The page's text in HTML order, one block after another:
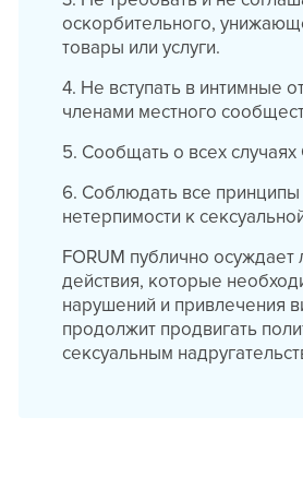
оскорбительного,
товары или услуги.
4. Не вступать в интимные
членами местного
5. Сообщать о всех
6. Соблюдать все
нетерпимости к
FORUM публично
действия, которые
нарушений и привлечения
продолжит продвигать
сексуальным